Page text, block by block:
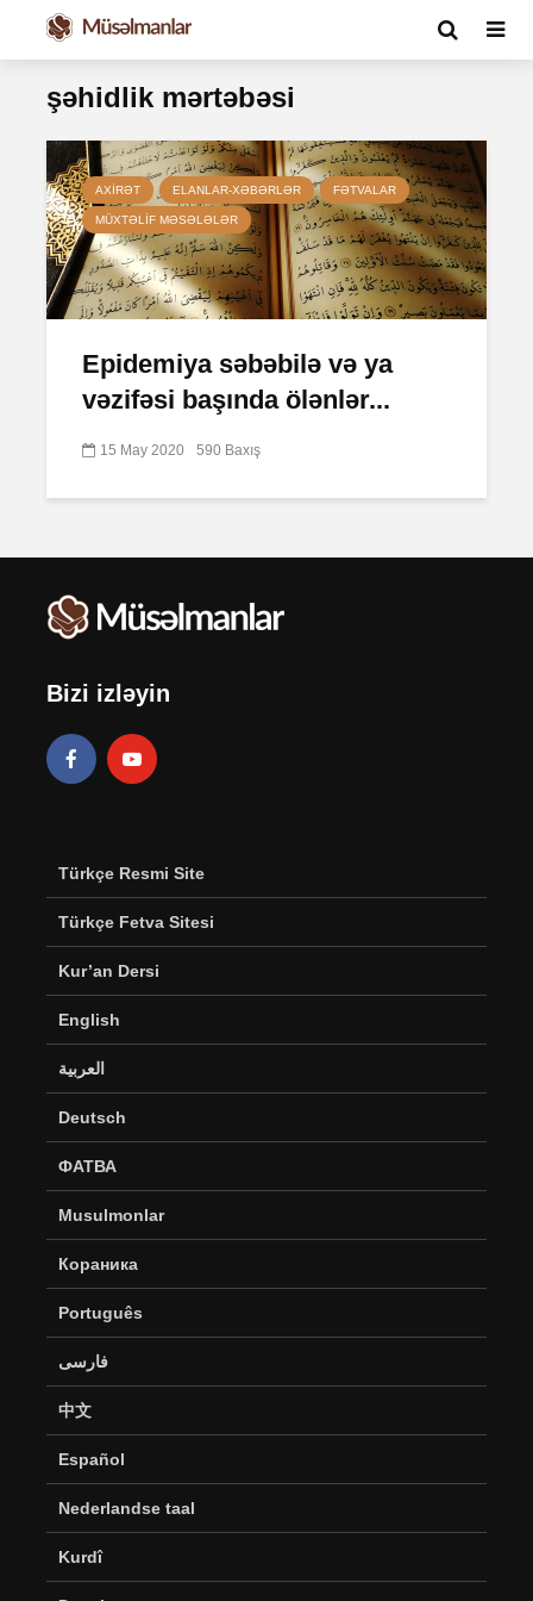
şəhidlik mərtəbəsi
AXIRƏT ELANLAR-XƏBƏRLƏR FƏTVALAR
MÜXTƏLIF MƏSƏLƏLƏR
Epidemiya səbəbilə və ya
vəzifəsi başında ölənlər...
15 May 2020 590 Baxış
Bizi izləyin
Türkçe Resmi Site
Türkçe Fetva Sitesi
Kur’an Dersi
English
العربية
Deutsch
ФАТВА
Musulmonlar
Кораника
Português
فارسی
中文
Español
Nederlandse taal
Kurdî